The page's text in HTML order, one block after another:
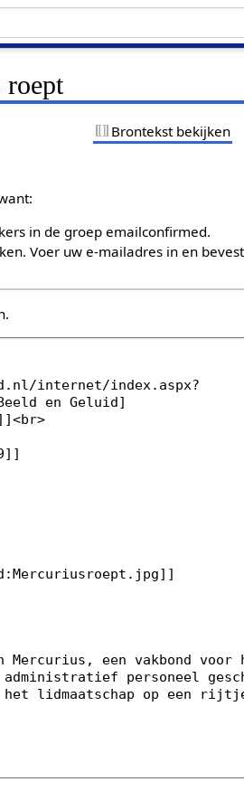
roept
Brontekst bekijken
in de groep emailconfirmed.
Voer uw e-mailadres in en